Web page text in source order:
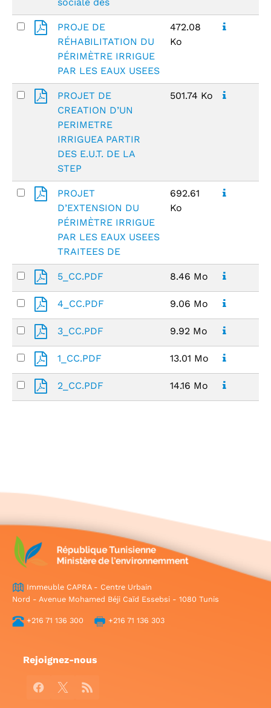
PROJE DE
RÉHABILITATION DU
PÉRIMÈTRE IRRIGUE
PAR LES EAUX USEES
472.08
Ko
PROJET DE
CREATION D’UN
PERIMETRE
IRRIGUEA PARTIR
DES E.U.T. DE LA
STEP
501.74 Ko
PROJET
D’EXTENSION DU
PÉRIMÈTRE IRRIGUE
PAR LES EAUX USEES
TRAITEES DE
692.61
Ko
5_CC.PDF 8.46 Mo
4_CC.PDF 9.06 Mo
3_CC.PDF 9.92 Mo
1_CC.PDF 13.01 Mo
2_CC.PDF 14.16 Mo
Immeuble CAPRA - Centre Urbain
Nord - Avenue Mohamed Béji Caïd Essebsi - 1080 Tunis
+216 71 136 300 +216 71 136 303
Rejoignez-nous
Facebook
X RSS